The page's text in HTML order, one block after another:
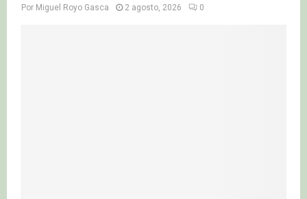
Por Miguel Royo Gasca 2 agosto, 2026 0